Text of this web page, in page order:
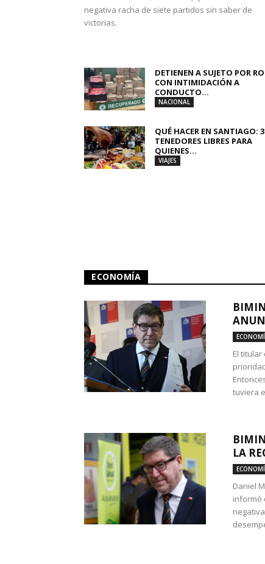
negativa racha de siete partidos sin saber de
victorias.
DETIENEN A SUJETO POR
CON INTIMIDACIÓN A
CONDUCTO...
NACIONAL
QUÉ HACER EN SANTIAGO: 3
TENEDORES LIBRES PARA
QUIENES...
VIAJES
ECONOMÍA
El titular
tuviera
LA
Daniel
informó